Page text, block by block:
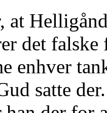
at
det
enhver
satte